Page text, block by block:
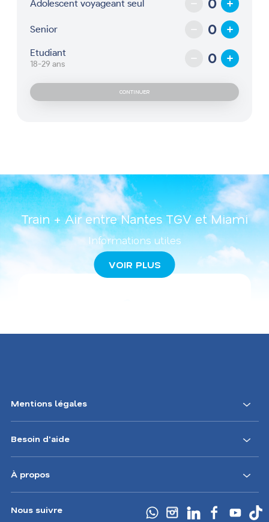
Adolescent voyageant seul
Senior
Etudiant
18-29 ans
VOIR PLUS
Train + Air entre Nantes TGV et Miami
Informations utiles
Vol Nantes Miami
Mentions légales
Besoin d'aide
À propos
Nous suivre